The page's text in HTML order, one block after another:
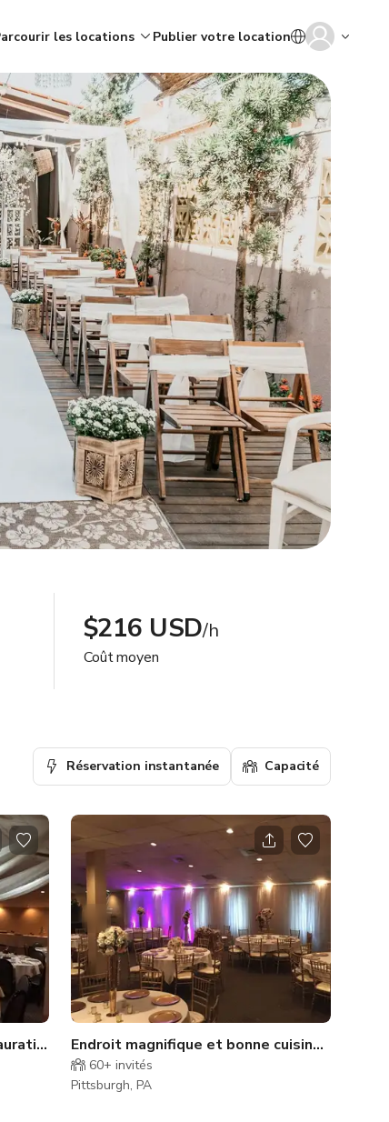
les locations Publier votre location
$216 USD/h
Coût moyen
Réservation instantanée Capacité
Banksville Road
Endroit magnifique et bonne cuisine à
60+ invités
Pittsburgh, PA